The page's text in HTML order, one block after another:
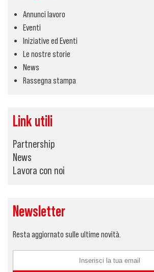
Annunci lavoro
Eventi
Iniziative ed Eventi
Le nostre storie
News
Rassegna stampa
Link utili
Partnership
News
Lavora con noi
Newsletter
Resta aggiornato sulle ultime novità.